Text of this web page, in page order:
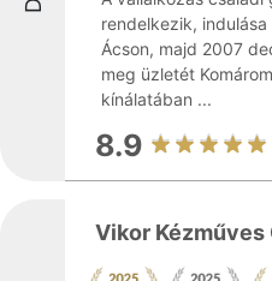
rendelkezik,
Ácson, majd 2007
meg üzletét
kínálatában ...
8.9
Vikor Kézműves